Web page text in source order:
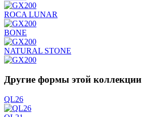
ROCA LUNAR
BONE
NATURAL STONE
Другие формы этой коллекции
QL26